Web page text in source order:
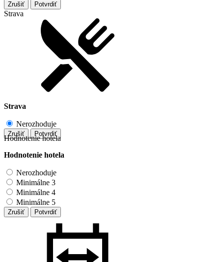
Zrušiť Potvrdiť
Strava
Strava
Nerozhoduje
Zrušiť Potvrdiť
Hodnotenie hotela
Hodnotenie hotela
Nerozhoduje
Minimálne 3
Minimálne 4
Minimálne 5
Zrušiť Potvrdiť